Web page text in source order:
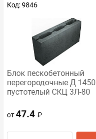
Код: 9846
Блок пескобетонный
перегородочные Д 1450
пустотелый СКЦ 3Л-80
от47.4₽